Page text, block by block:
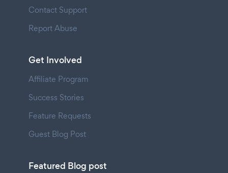
Contact Support
Report Abuse
Get Involved
Affiliate Program
Success Stories
Feature Requests
Guest Blog Post
Featured Blog post